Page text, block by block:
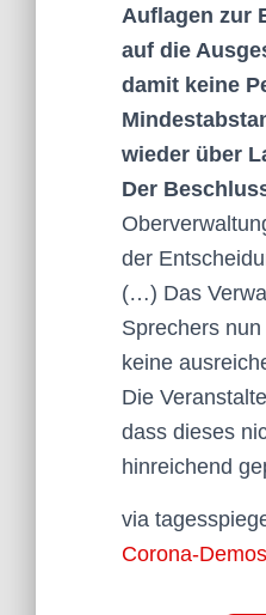
Auflagen zur
auf die
damit keine
wieder über
Der
der
(…) Das
Sprechers
keine
Die
dass dieses
hinreichend
via
Corona-